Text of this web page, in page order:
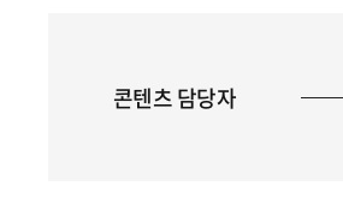
콘텐츠 담당자